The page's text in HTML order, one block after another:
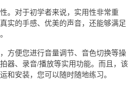
。对于初学者来说，实用性非常重
实的手感、优美的声音，还能够满足
方便您进行音量调节、音色切换等操
器、录音/播放等实用功能。而且，该
和安装，您可以随时随地练习。